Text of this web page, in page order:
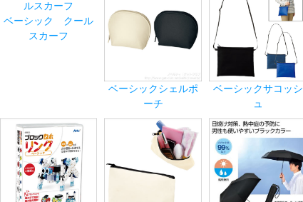
ベーシック クール
スカーフ
ベーシックシェルポ
ーチ
ベーシックサコッシ
ュ